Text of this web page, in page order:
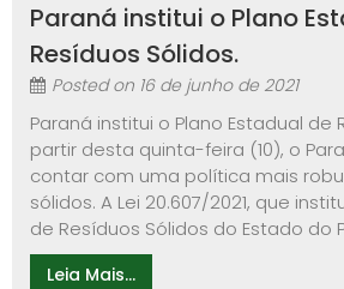
Paraná institui o Plano
Resíduos Sólidos.
Posted on 16 de junho de 2021
Paraná institui o Plano Estadual de
partir desta quinta-feira (10), o
contar com uma política mais
sólidos. A Lei 20.607/2021, que
de Resíduos Sólidos do Estado do
Leia Mais...